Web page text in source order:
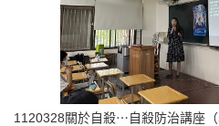
1120328關於自殺⋯自殺防治講座